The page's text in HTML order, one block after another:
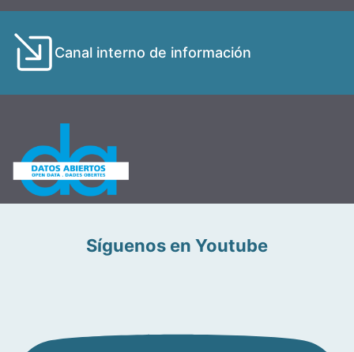
Canal interno de información
Síguenos en Youtube